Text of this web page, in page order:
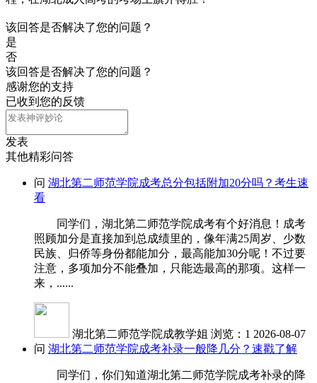
该回答是否解决了您的问题？
是
否
该回答是否解决了您的问题？
感谢您的支持
已收到您的反馈
发表
其他精彩问答
问 湖北第二师范学院成考总分包括附加20分吗？考生速
看
同学们，湖北第二师范学院成考有个好消息！成考
照顾加分是直接加到总成绩里的，像年满25周岁、少数
民族、归侨等身份都能加分，最高能加30分呢！不过要
注意，多项加分不能叠加，只能选最高的那项。这样一
来，......
湖北第二师范学院成教学姐 浏览：1 2026-08-07
问 湖北第二师范学院成考补录一般降几分？速戳了解
同学们，你们知道湖北第二师范学院成考补录的降